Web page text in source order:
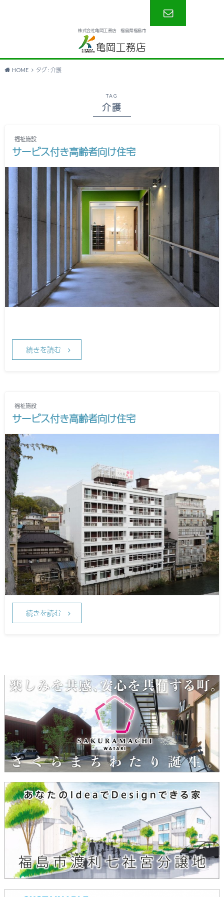
株式会社亀岡工務店 福島県福島市
亀岡工務店
せ
HOME タグ : 介護
TAG
介護
福祉施設
サービス付き高齢者向け住宅
続きを読む
福祉施設
サービス付き高齢者向け住宅
続きを読む